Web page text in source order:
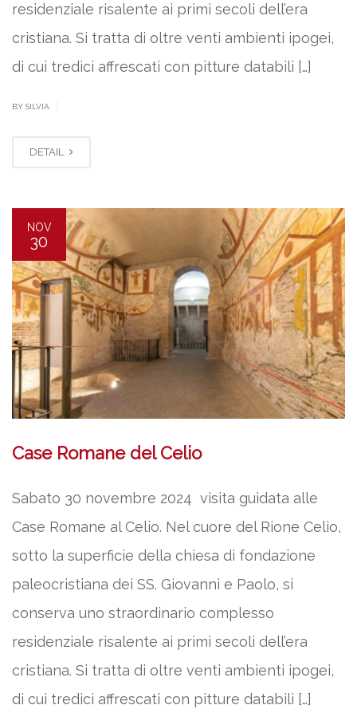
residenziale risalente ai primi secoli dell’era
cristiana. Si tratta di oltre venti ambienti ipogei,
di cui tredici affrescati con pitture databili […]
BY SILVIA
DETAIL
NOV
30
Case Romane del Celio
Sabato 30 novembre 2024 visita guidata alle
Case Romane al Celio. Nel cuore del Rione Celio,
sotto la superficie della chiesa di fondazione
paleocristiana dei SS. Giovanni e Paolo, si
conserva uno straordinario complesso
residenziale risalente ai primi secoli dell’era
cristiana. Si tratta di oltre venti ambienti ipogei,
di cui tredici affrescati con pitture databili […]